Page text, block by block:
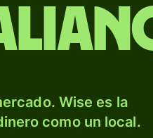
Wise es la
como un local.